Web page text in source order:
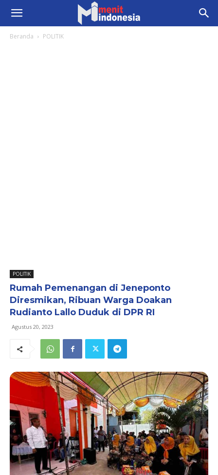
Beranda POLITIK
POLITIK
Rumah Pemenangan di Jeneponto
Diresmikan, Ribuan Warga Doakan
Rudianto Lallo Duduk di DPR RI
Agustus 20, 2023